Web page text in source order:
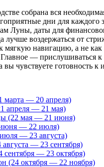
собрана вся
дни для каждого
Луны, даты для
лучше воздержаться от
мягкую навигацию, а не как
— прислушиваться к
вы чувствуете готовность к
марта — 20 апреля)
апреля — 21 мая)
(22 мая — 21 июня)
— 22 июля)
— 23 августа)
августа — 23 сентября)
сентября — 23 октября)
(24 октября — 22 ноября)